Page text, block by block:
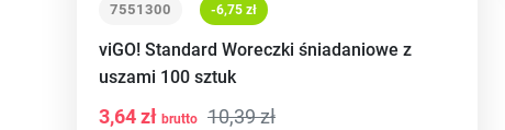
7551300 -6,75 zł
viGO! Standard Woreczki śniadaniowe z
uszami 100 sztuk
3,64 zł brutto 10,39 zł